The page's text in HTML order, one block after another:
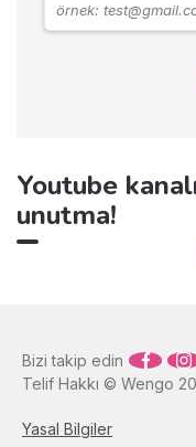
Youtube
unutma!
Telif Hakkı © Wengo
Yasal Bilgiler
Bizi takip edin